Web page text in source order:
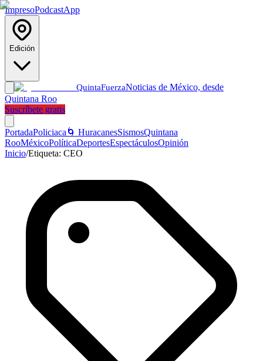
ImpresoPodcastApp
Edición
QuintaFuerzaNoticias de México, desde
Quintana Roo
Suscríbete gratis
PortadaPoliciaca 🌀 HuracanesSismosQuintana
RooMéxicoPolíticaDeportesEspectáculosOpinión
Inicio/Etiqueta: CEO